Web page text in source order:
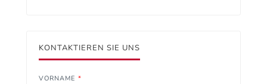
KONTAKTIEREN SIE UNS
VORNAME *